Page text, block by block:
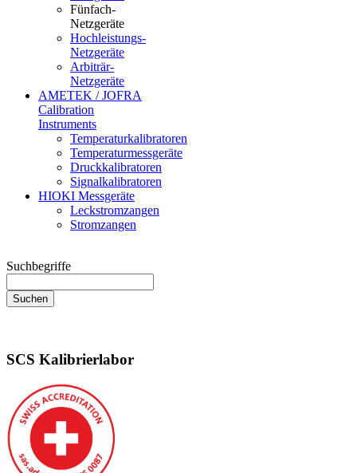
Fünfach-
Netzgeräte
Hochleistungs-
Netzgeräte
Arbiträr-
Netzgeräte
AMETEK / JOFRA
Calibration
Instruments
Temperaturkalibratoren
Temperaturmessgeräte
Druckkalibratoren
Signalkalibratoren
HIOKI Messgeräte
Leckstromzangen
Stromzangen
Suchbegriffe
SCS Kalibrierlabor